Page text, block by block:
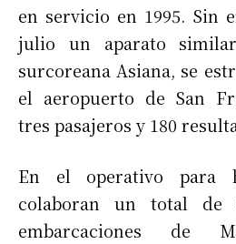
en servicio en 1995. Sin
julio un aparato
surcoreana Asiana, se
el aeropuerto de San
tres pasajeros y 180
En el operativo para
colaboran un total de
embarcaciones de